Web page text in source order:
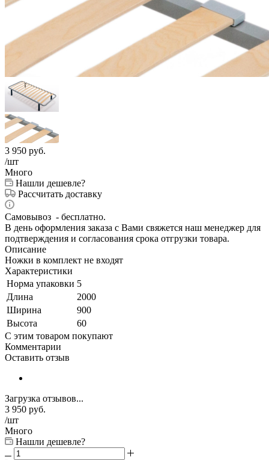
3 950 руб.
/шт
Много
Нашли дешевле?
Рассчитать доставку
Самовывоз - бесплатно.
В день оформления заказа с Вами свяжется наш менеджер для
подтверждения и согласования срока отгрузки товара.
Описание
Ножки в комплект не входят
Характеристики
Норма упаковки 5
Длина
2000
Ширина
900
Высота
60
С этим товаром покупают
Комментарии
Оставить отзыв
Загрузка отзывов...
3 950 руб.
/шт
Много
Нашли дешевле?